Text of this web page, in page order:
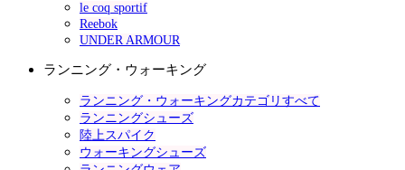
le coq sportif
Reebok
UNDER ARMOUR
ランニング・ウォーキング
ランニング・ウォーキングカテゴリすべて
ランニングシューズ
陸上スパイク
ウォーキングシューズ